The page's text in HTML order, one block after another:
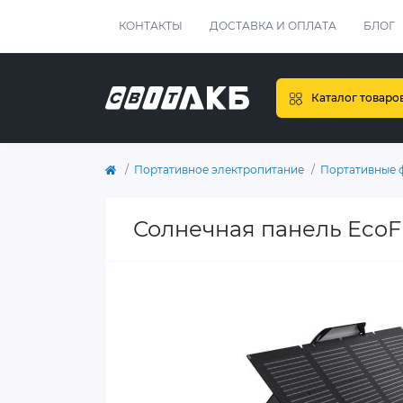
КОНТАКТЫ ДОСТАВКА И ОПЛАТА БЛОГ
Каталог
Портативное электропитание Портативные
Солнечная панель